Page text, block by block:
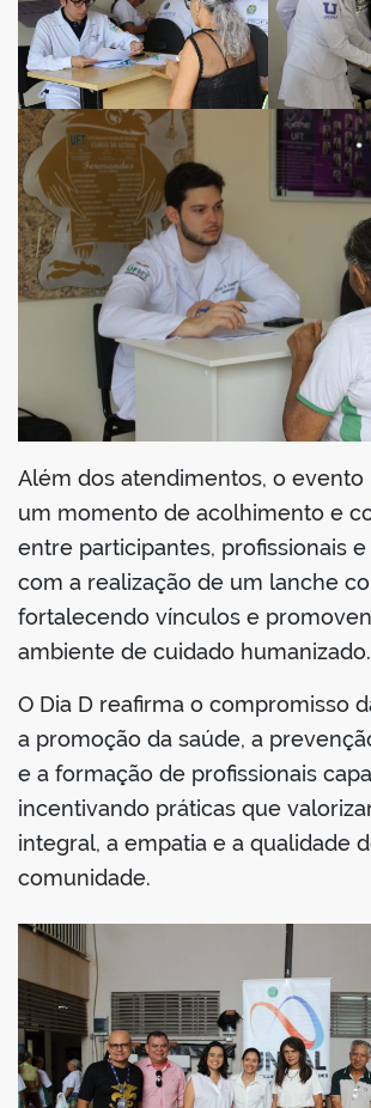
Além dos atendimentos, o
um momento de acolhimento e
entre participantes, profissionais
com a realização de um lanche
fortalecendo vínculos e
ambiente de cuidado humanizado.
O Dia D reafirma o compromisso
a promoção da saúde, a
e a formação de profissionais
incentivando práticas que
integral, a empatia e a qualidade
comunidade.